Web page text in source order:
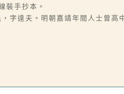
裝手抄本。
字達夫。明朝嘉靖年間人士曾高